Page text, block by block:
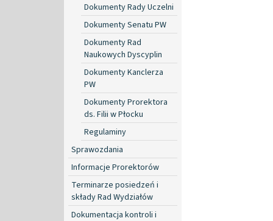
Dokumenty Rady Uczelni
Dokumenty Senatu PW
Dokumenty Rad
Naukowych Dyscyplin
Dokumenty Kanclerza
PW
Dokumenty Prorektora
ds. Filii w Płocku
Regulaminy
Sprawozdania
Informacje Prorektorów
Terminarze posiedzeń i
składy Rad Wydziałów
Dokumentacja kontroli i